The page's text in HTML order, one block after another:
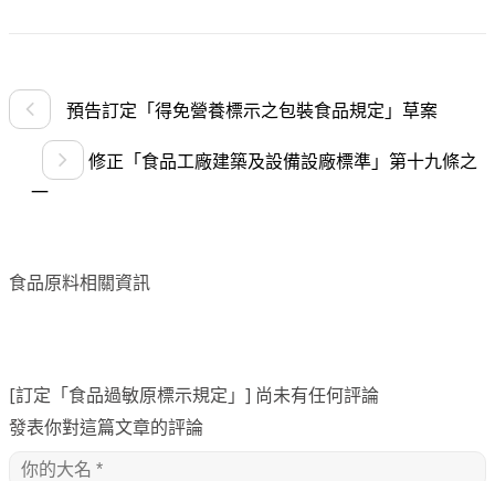
預告訂定「得免營養標示之包裝食品規定」草案
修正「食品工廠建築及設備設廠標準」第十九條之
一
食品原料相關資訊
[訂定「食品過敏原標示規定」] 尚未有任何評論
發表你對這篇文章的評論